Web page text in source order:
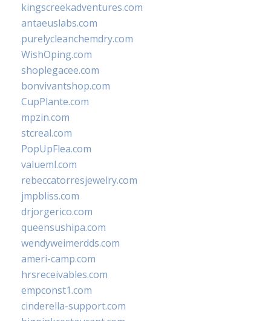
kingscreekadventures.com
antaeuslabs.com
purelycleanchemdry.com
WishOping.com
shoplegacee.com
bonvivantshop.com
CupPlante.com
mpzin.com
stcreal.com
PopUpFlea.com
valueml.com
rebeccatorresjewelry.com
jmpbliss.com
drjorgerico.com
queensushipa.com
wendyweimerdds.com
ameri-camp.com
hrsreceivables.com
empconst1.com
cinderella-support.com